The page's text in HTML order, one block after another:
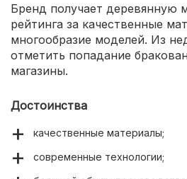
Бренд получает деревянную
рейтинга за качественные
многообразие моделей. Из
отметить попадание
магазины.
Достоинства
качественные материалы;
современные технологии;